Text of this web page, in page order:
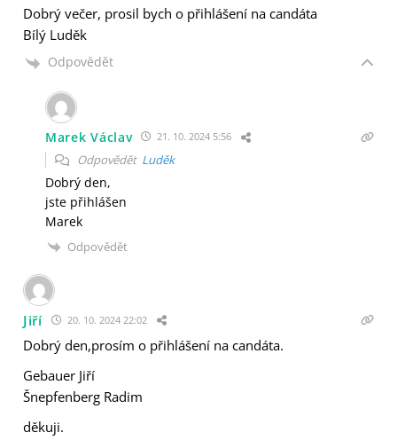
Dobrý večer, prosil bych o přihlášení na candáta
Bílý Luděk
Odpovědět
Marek Václav 21. 10. 2024 5:56
Odpovědět Luděk
Dobrý den,
jste přihlášen
Marek
Odpovědět
Jiří 20. 10. 2024 22:02
Dobrý den,prosím o přihlášení na candáta.
Gebauer Jiří
Šnepfenberg Radim
děkuji.